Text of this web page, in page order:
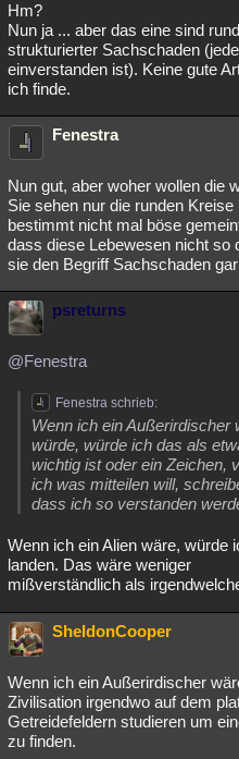
Hm?
Nun ja ... aber das eine sind
strukturierter Sachschaden
einverstanden ist). Keine gute
ich finde.
Fenestra
Nun gut, aber woher wollen die
Sie sehen nur die runden
bestimmt nicht mal böse
dass diese Lebewesen nicht so
sie den Begriff Sachschaden
psreturns
@Fenestra
Fenestra schrieb:
Wenn ich ein Außerirdischer
würde, würde ich das als
wichtig ist oder ein Zeichen,
ich was mitteilen will,
dass ich so verstanden
Wenn ich ein Alien wäre, würde
landen. Das wäre weniger
mißverständlich als
SheldonCooper
Wenn ich ein Außerirdischer
Zivilisation irgendwo auf dem
Getreidefeldern studieren um
zu finden.